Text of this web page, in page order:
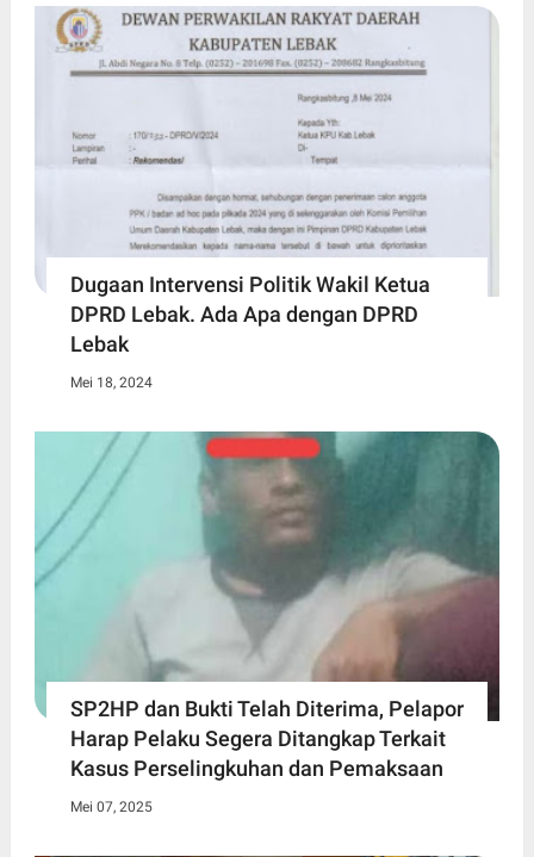
Dugaan Intervensi Politik Wakil Ketua
DPRD Lebak. Ada Apa dengan DPRD
Lebak
Mei 18, 2024
SP2HP dan Bukti Telah Diterima, Pelapor
Harap Pelaku Segera Ditangkap Terkait
Kasus Perselingkuhan dan Pemaksaan
Mei 07, 2025